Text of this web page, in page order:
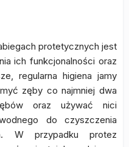
protetycznych jest
ich funkcjonalności oraz
regularna higiena jamy
zęby co najmniej dwa
oraz używać nici
do czyszczenia
W przypadku protez